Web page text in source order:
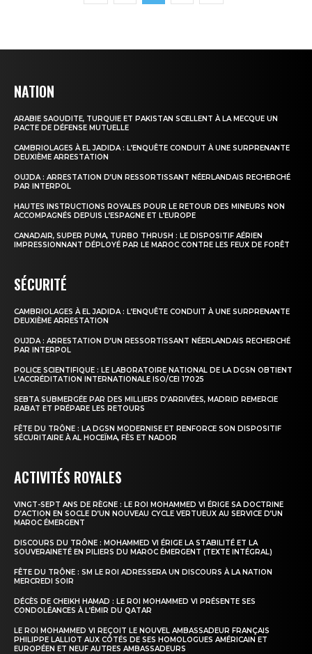
NATION
ARABIE SAOUDITE, TURQUIE ET PAKISTAN SCELLENT À LA MECQUE UN
PACTE DE DÉFENSE MUTUELLE
CAMBRIOLAGES À EL JADIDA : L’ENQUÊTE CONDUIT À UNE SURPRENANTE
DEUXIÈME ARRESTATION
OUJDA : ARRESTATION D’UN RESSORTISSANT NÉERLANDAIS RECHERCHÉ
PAR INTERPOL
HAUTES INSTRUCTIONS ROYALES POUR LE RETOUR DES MINEURS NON
ACCOMPAGNÉS DEPUIS L’ESPAGNE ET L’EUROPE
CANADAIR, SUPER PUMA, TURBO THRUSH : LE DISPOSITIF AÉRIEN
IMPRESSIONNANT DÉPLOYÉ PAR LE MAROC CONTRE LES FEUX DE FORÊT
SÉCURITÉ
CAMBRIOLAGES À EL JADIDA : L’ENQUÊTE CONDUIT À UNE SURPRENANTE
DEUXIÈME ARRESTATION
OUJDA : ARRESTATION D’UN RESSORTISSANT NÉERLANDAIS RECHERCHÉ
PAR INTERPOL
POLICE SCIENTIFIQUE : LE LABORATOIRE NATIONAL DE LA DGSN OBTIENT
L’ACCRÉDITATION INTERNATIONALE ISO/CEI 17025
SEBTA SUBMERGÉE PAR DES MILLIERS D’ARRIVÉES, MADRID REMERCIE
RABAT ET PRÉPARE LES RETOURS
FÊTE DU TRÔNE : LA DGSN MODERNISE ET RENFORCE SON DISPOSITIF
SÉCURITAIRE À AL HOCEÏMA, FÈS ET NADOR
ACTIVITÉS ROYALES
VINGT-SEPT ANS DE RÈGNE : LE ROI MOHAMMED VI ÉRIGE SA DOCTRINE
D’ACTION EN SOCLE D’UN NOUVEAU CYCLE VERTUEUX AU SERVICE D’UN
MAROC ÉMERGENT
DISCOURS DU TRÔNE : MOHAMMED VI ÉRIGE LA STABILITÉ ET LA
SOUVERAINETÉ EN PILIERS DU MAROC ÉMERGENT (TEXTE INTÉGRAL)
FÊTE DU TRÔNE : SM LE ROI ADRESSERA UN DISCOURS À LA NATION
MERCREDI SOIR
DÉCÈS DE CHEIKH HAMAD : LE ROI MOHAMMED VI PRÉSENTE SES
CONDOLÉANCES À L’ÉMIR DU QATAR
LE ROI MOHAMMED VI REÇOIT LE NOUVEL AMBASSADEUR FRANÇAIS
PHILIPPE LALLIOT AUX CÔTÉS DE SES HOMOLOGUES AMÉRICAIN ET
EUROPÉEN ET NEUF AUTRES AMBASSADEURS